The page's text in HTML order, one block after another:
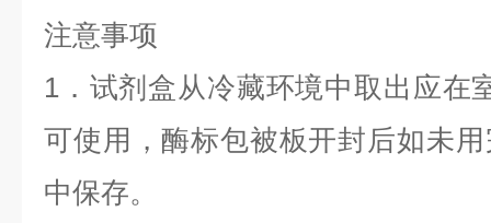
注意事项
1．试剂盒从冷藏环境中取出应在
可使用，酶标包被板开封后如未
中保存。